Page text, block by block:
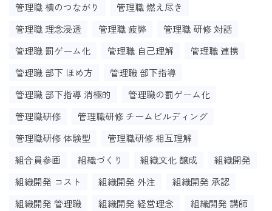
管理職 横のつながり
管理職 燃え尽き
管理職 理念浸透
管理職 疲弊
管理職 研修 対話
管理職 罰ゲーム化
管理職 自己理解
管理職 連携
管理職 部下 ほめ方
管理職 部下指導
管理職 部下指導 消極的
管理職の罰ゲーム化
管理職研修
管理職研修 チームビルディング
管理職研修 体験型
管理職研修 相互理解
組合員参画
組織づくり 組織文化 醸成
組織開発
組織開発 コスト
組織開発 外注
組織開発 承認
組織開発 管理職
組織開発 経営理念
組織開発 講師